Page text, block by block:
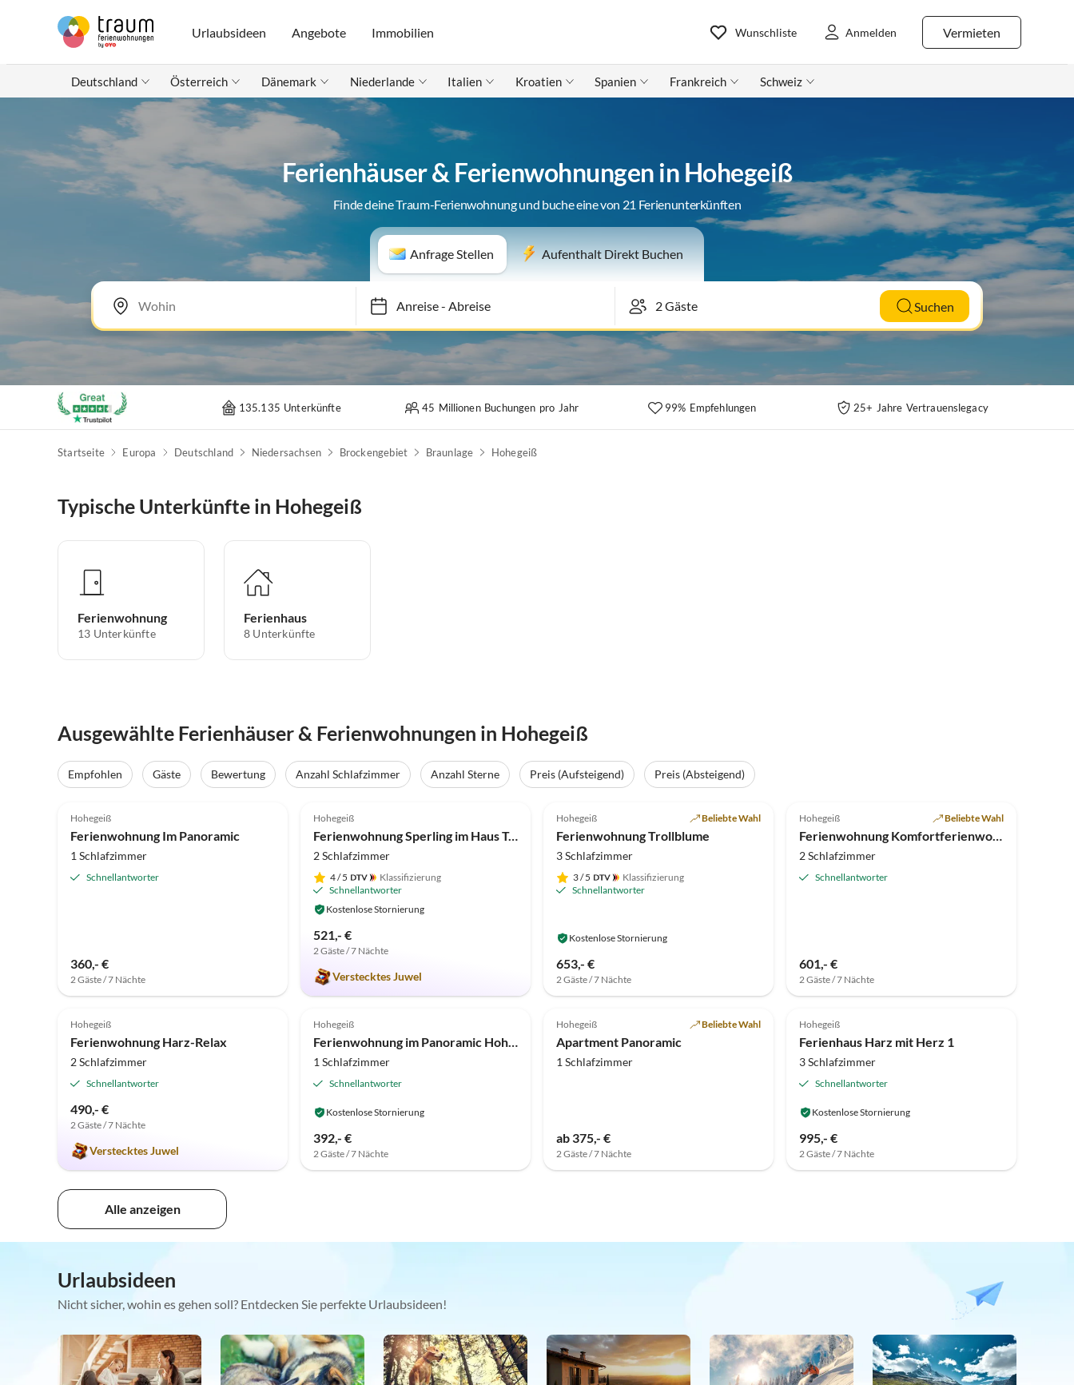
Urlaubsideen Angebote Immobilien Vermieten
Wunschliste Anmelden
Deutschland Österreich Dänemark Niederlande Italien Kroatien Spanien Frankreich Schweiz
Ferienhäuser & Ferienwohnungen in Hohegeiß
Finde deine Traum-Ferienwohnung und buche eine von 21 Ferienunterkünften
Anfrage Stellen Aufenthalt Direkt Buchen
Anreise-Abreise Suchen
135.135 Unterkünfte 45 Millionen Buchungen pro Jahr 99% Empfehlungen 25+ Jahre Vertrauenslegacy
Startseite Europa Deutschland Niedersachsen Brockengebiet Braunlage Hohegeiß
Typische Unterkünfte in Hohegeiß
Ferienwohnung
13 Unterkünfte
Ferienhaus
8 Unterkünfte
Ausgewählte Ferienhäuser & Ferienwohnungen in Hohegeiß
Empfohlen Gäste Bewertung Anzahl Schlafzimmer Anzahl Sterne Preis (Aufsteigend)
Preis (Absteigend)
Hohegeiß
Ferienwohnung Im Panoramic
1 Schlafzimmer
Schnellantworter
360,- €
2 Gäste / 7 Nächte
Hohegeiß
Ferienwohnung Sperling im Haus Tanneneck
2 Schlafzimmer
4/ 5
Klassifizierung
Schnellantworter
Kostenlose Stornierung
521,- €
2 Gäste / 7 Nächte
Verstecktes Juwel
Hohegeiß Beliebte Wahl
Ferienwohnung Trollblume
3 Schlafzimmer
3/ 5
Klassifizierung
Schnellantworter
Kostenlose Stornierung
653,- €
2 Gäste / 7 Nächte
Hohegeiß Beliebte Wahl
Ferienwohnung Komfortferienwohnung Harzglueck
2 Schlafzimmer
Schnellantworter
601,- €
2 Gäste / 7 Nächte
5.0 (2)
Hohegeiß
Ferienwohnung Harz-Relax
2 Schlafzimmer
Schnellantworter
490,- €
2 Gäste / 7 Nächte
Verstecktes Juwel
Hohegeiß
Ferienwohnung im Panoramic Hohegeiß
1 Schlafzimmer
Schnellantworter
Kostenlose Stornierung
392,- €
2 Gäste / 7 Nächte
Hohegeiß Beliebte Wahl
Apartment Panoramic
1 Schlafzimmer
ab 375,- €
2 Gäste / 7 Nächte
Hohegeiß
Ferienhaus Harz mit Herz 1
3 Schlafzimmer
Schnellantworter
Kostenlose Stornierung
995,- €
2 Gäste / 7 Nächte
Alle anzeigen
Urlaubsideen
Nicht sicher, wohin es gehen soll? Entdecken Sie perfekte Urlaubsideen!